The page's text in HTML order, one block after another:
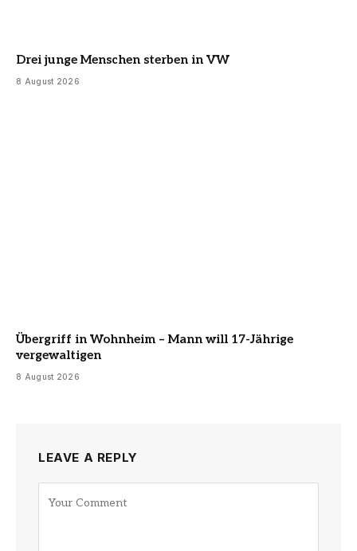
Drei junge Menschen sterben in VW
8 August 2026
Übergriff in Wohnheim – Mann will 17-Jährige
vergewaltigen
8 August 2026
LEAVE A REPLY